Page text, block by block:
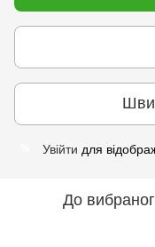
Увійти для
До